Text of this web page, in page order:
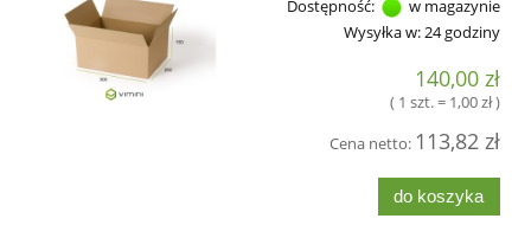
Dostępność:
w magazynie
Wysyłka w: 24 godziny
140,00 zł
( 1 szt. = 1,00 zł )
Cena netto: 113,82 zł
do koszyka